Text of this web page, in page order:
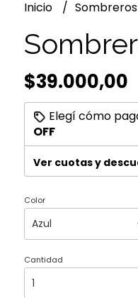
Inicio Sombreros
$39.000,00
Elegí cómo
OFF
Ver cuotas y
Color
Cantidad